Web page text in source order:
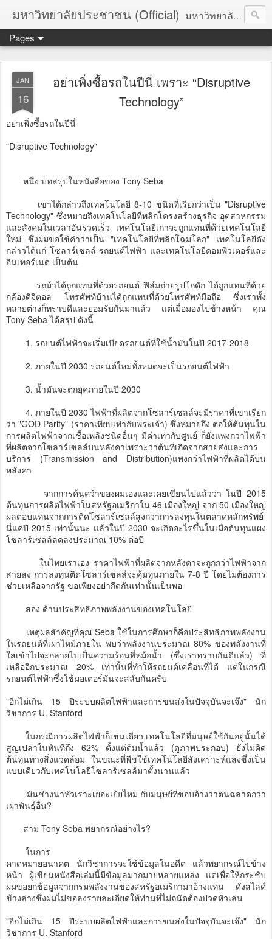
มหาวิทยาลัยประชาชน (Official) มหาวิทยาลัยประชาชน เพื่อการปฏิวัติประชาชนโดยสันติ Truths :: Peace :: Revolution :: Universal Human Rights :: Democracy (TPRUD)
Pages
JAN
16
อย่าเพิ่งซื้อรถในปีนี่ เพราะ “Disruptive
Technology”
อย่าเพิ่งซื้อรถในปีนี่
"Disruptive Technology"
หนึ่ง บทสรุปในหนังสือของ Tony Seba
เขาได้กล่าวถึงเทคโนโลยี 8-10 ชนิดที่เรียกว่าเป็น "Disruptive
Technology" ซึ่งหมายถึงเทคโนโลยีที่พลิกโครงสร้างธุรกิจ อุตสาหกรรม
และสังคมในเวลาอันรวดเร็ว เทคโนโลยีเก่าจะถูกแทนที่ด้วยเทคโนโลยี
ใหม่ ซึ่งผมขอใช้คำว่าเป็น "เทคโนโลยีที่พลิกโฉมโลก" เทคโนโลยีดัง
กล่าวได้แก่ โซลาร์เซลล์ รถยนต์ไฟฟ้า และเทคโนโลยีคอมพิวเตอร์และ
อินเทอร์เนต เป็นต้น
รถม้าได้ถูกแทนที่ด้วยรถยนต์ ฟิล์มถ่ายรูปโกดัก ได้ถูกแทนที่ด้วย
กล้องดิจิตอล โทรศัพท์บ้านได้ถูกแทนที่ด้วยโทรศัพท์มือถือ ซึ่งเราทั้ง
หลายต่างก็ทราบดีและยอมรับกันมาแล้ว แต่เมื่อมองไปข้างหน้า คุณ
Tony Seba ได้สรุป ดังนี้
1. รถยนต์ไฟฟ้าจะเริ่มเบียดรถยนต์ที่ใช้น้ำมันในปี 2017-2018
2. ภายในปี 2030 รถยนต์ใหม่ทั้งหมดจะเป็นรถยนต์ไฟฟ้า
3. น้ำมันจะตกยุคภายในปี 2030
4. ภายในปี 2030 ไฟฟ้าที่ผลิตจากโซลาร์เซลล์จะมีราคาที่เขาเรียก
ว่า "GOD Parity" (ราคาเทียบเท่ากับพระเจ้า) ซึ่งหมายถึง ต่อให้ต้นทุนใน
การผลิตไฟฟ้าจากเชื้อเพลิงชนิดอื่นๆ มีค่าเท่ากับศูนย์ ก็ยังแพงกว่าไฟฟ้า
ที่ผลิตจากโซลาร์เซลล์บนหลังคาเพราะว่าต้นที่เกิดจากสายส่งและการ
บริการ (Transmission and Distribution)แพงกว่าไฟฟ้าที่ผลิตได้บน
หลังคา
จากการค้นคว้าของผมเองและเคยเขียนไปแล้วว่า ในปี 2015
ต้นทุนการผลิตไฟฟ้าในสหรัฐอเมริกาใน 46 เมืองใหญ่ จาก 50 เมืองใหญ่
ผลตอบแทนจากการติดโซลาร์เซลล์สูงกว่าการลงทุนในตลาดหลักทรัพย์
นี่แค่ปี 2015 เท่านั้นนะ แล้วในปี 2030 จะเกิดอะไรขึ้นในเมื่อต้นทุนแผง
โซลาร์เซลล์ลดลงประมาณ 10% ต่อปี
ในไทยเราเอง ราคาไฟฟ้าที่ผลิตจากหลังคาจะถูกกว่าไฟฟ้าจาก
สายส่ง การลงทุนติดโซลาร์เซลล์จะคุ้มทุนภายใน 7-8 ปี โดยไม่ต้องการ
ช่วยเหลือจากรัฐ ขอเพียงอย่ากีดกันเท่านั้นเป็นพอ
สอง ด้านประสิทธิภาพพลังงานของเทคโนโลยี
เหตุผลสำคัญที่คุณ Seba ใช้ในการศึกษาก็คือประสิทธิภาพพลังงาน
ในรถยนต์ที่เผาไหม้ภายใน พบว่าพลังงานประมาณ 80% ของพลังงานที่
ใส่เข้าไปจะกลายไปเป็นความร้อนที่หม้อน้ำ (ซึ่งเราทราบกันดีแล้ว) ที่
เหลืออีกประมาณ 20% เท่านั้นที่ทำให้รถยนต์เคลื่อนที่ได้ แต่ในกรณี
รถยนต์ไฟฟ้าซึ่งใช้มอเตอร์มันจะสลับกันครับ
"อีกไม่เกิน 15 ปีระบบผลิตไฟฟ้าและการขนส่งในปัจจุบันจะเจ๊ง" นัก
วิชาการ U. Stanford
ในกรณีการผลิตไฟฟ้าก็เช่นเดียว เทคโนโลยีที่มนุษย์ใช้กันอยู่นั้นได้
สูญเปล่าในทันทีถึง 62% ตั้งแต่ต้มน้ำแล้ว (ดูภาพประกอบ) ยังไม่คิด
ต้นทุนทางสิ่งแวดล้อม ในขณะที่พืชใช้เทคโนโลยีสังเคราะห์แสงซึ่งเป็น
แบบเดียวกับเทคโนโลยีโซลาร์เซลล์มาตั้งนานแล้ว
มันช่างน่าหัวเราะเยอะเย้ยไหม กับมนุษย์ที่ชอบอ้างว่าตนฉลาดกว่า
เผ่าพันธุ์อื่น?
สาม Tony Seba พยากรณ์อย่างไร?
ในการ
คาดหมายอนาคต นักวิชาการจะใช้ข้อมูลในอดีต แล้วพยากรณ์ไปข้าง
หน้า ผู้เขียนหนังสือเล่มนี้มีข้อมูลมากมายหลายแหล่ง แต่เพื่อให้กระชับ
ผมขอยกข้อมูลจากกรมพลังงานของสหรัฐอเมริกามาอ้างแทน ดังสไลด์
ข้างล่างซึ่งผมไม่ขอลงรายละเอียดให้ท่านที่ไม่ถนัดต้องปวดหัวเล่น
"อีกไม่เกิน 15 ปีระบบผลิตไฟฟ้าและการขนส่งในปัจจุบันจะเจ๊ง" นัก
วิชาการ U. Stanford